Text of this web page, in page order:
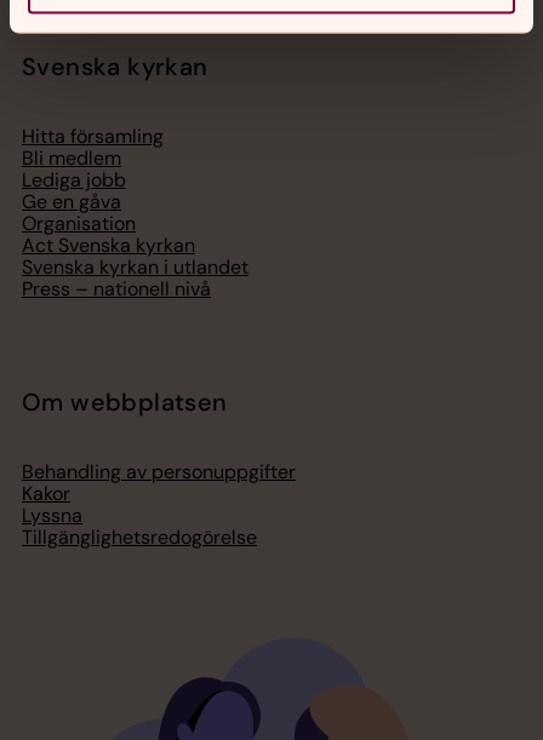
Svenska kyrkan
Hitta församling
Bli medlem
Lediga jobb
Ge en gåva
Organisation
Act Svenska kyrkan
Svenska kyrkan i utlandet
Press – nationell nivå
Om webbplatsen
Behandling av personuppgifter
Kakor
Lyssna
Tillgänglighetsredogörelse